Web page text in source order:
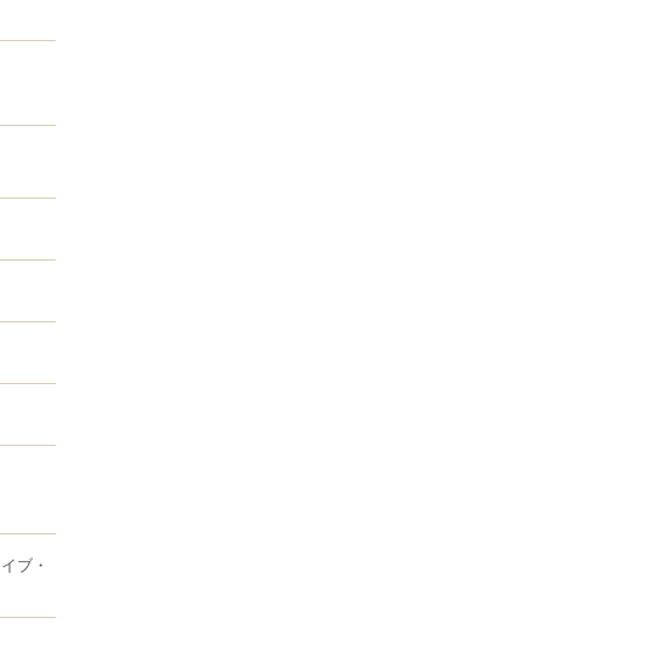
ブ・